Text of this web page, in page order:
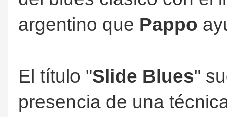
argentino que Pappo
El título "Slide Blues"
presencia de una